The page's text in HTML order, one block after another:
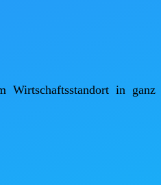
Wirtschaftsstandort in ganz